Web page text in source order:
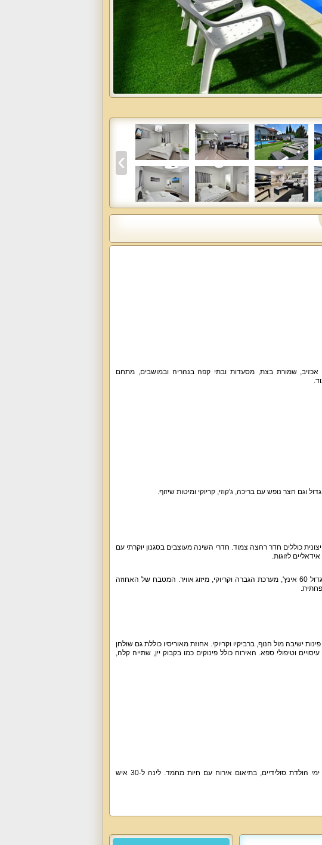
שמורת בצת, מסעדות ובתי קפה בנהריה ובמושבים, מתחם
הוא סוויטה חיצונית, 4 חדרים והסוויטה החיצונית כוללים חדר רחצה צמוד. חדרי השינה מעוצבים בסגנון יוקרתי עם
לזוגות.
הסלון של אחוזת מאוריסיו כולל פינת ישיבה ענקית עם 18 מקומות ישיבה, מסך גדול 60 אינץ', מערכת הגברה וקריוקי, מיזוג אוויר. המטבח של האחוזה
מול הנוף, ברביקיו וקריוקי. אחוזת מאוריסיו כוללת גם שולחן
וטיפולי ספא. האירוח כולל פינוקים כמו בקבוק יין, שתייה קלה,
אירוח משפחות, זוגות, קבוצות חברים, דתיים, סדנאות, כנסים, ימי גיבוש וכיף, ימי הולדת סולידיים, בתיאום אירוח עם חיות מחמד. לינה ל-30 איש